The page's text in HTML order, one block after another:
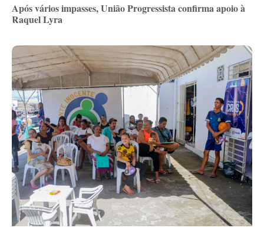
Após vários impasses, União Progressista confirma apoio à
Raquel Lyra